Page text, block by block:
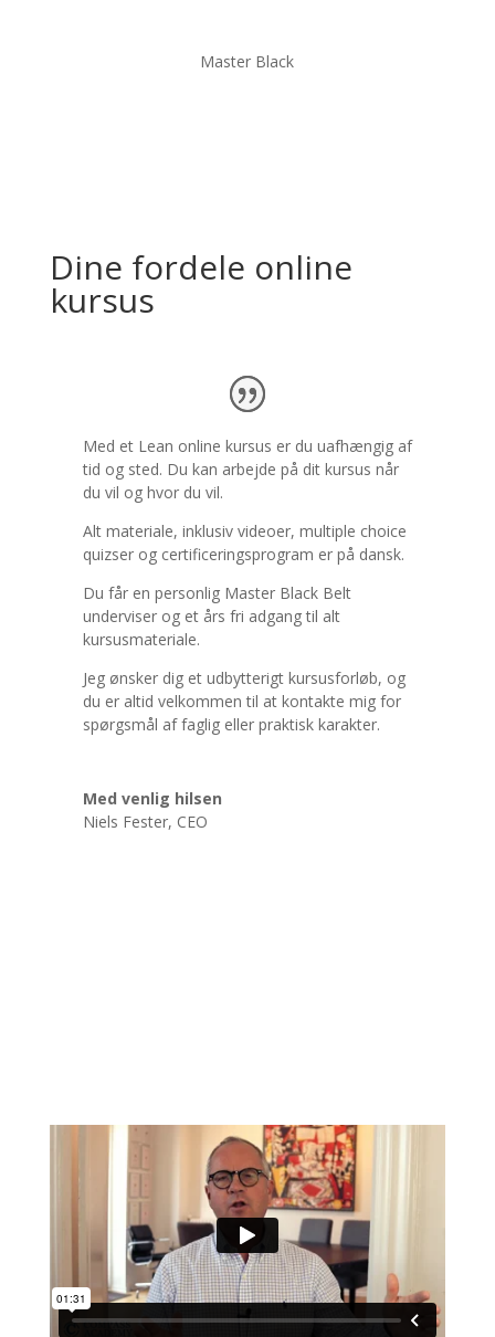
Master Black
Dine fordele online
kursus
Med et Lean online kursus er du uafhængig af
tid og sted. Du kan arbejde på dit kursus når
du vil og hvor du vil.
Alt materiale, inklusiv videoer, multiple choice
quizser og certificeringsprogram er på dansk.
Du får en personlig Master Black Belt
underviser og et års fri adgang til alt
kursusmateriale.
Jeg ønsker dig et udbytterigt kursusforløb, og
du er altid velkommen til at kontakte mig for
spørgsmål af faglig eller praktisk karakter.
Med venlig hilsen
Niels Fester, CEO